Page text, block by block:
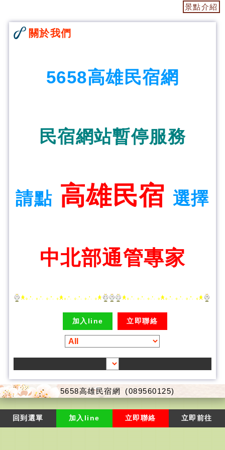
景點介紹
關於我們
5658高雄民宿網
民宿網站暫停服務
請點 高雄民宿 選擇
中北部通管專家
加入line 立即聯絡
5658高雄民宿網 (089560125)
回到選單 加入line 立即聯絡 立即前往